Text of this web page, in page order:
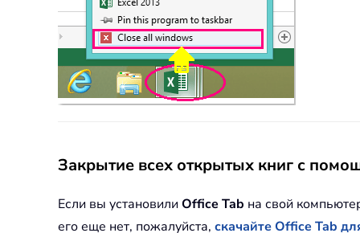
Закрытие всех открытых книг с
Если вы установили Office Tab на свой
его еще нет, пожалуйста, скачайте Office Tab